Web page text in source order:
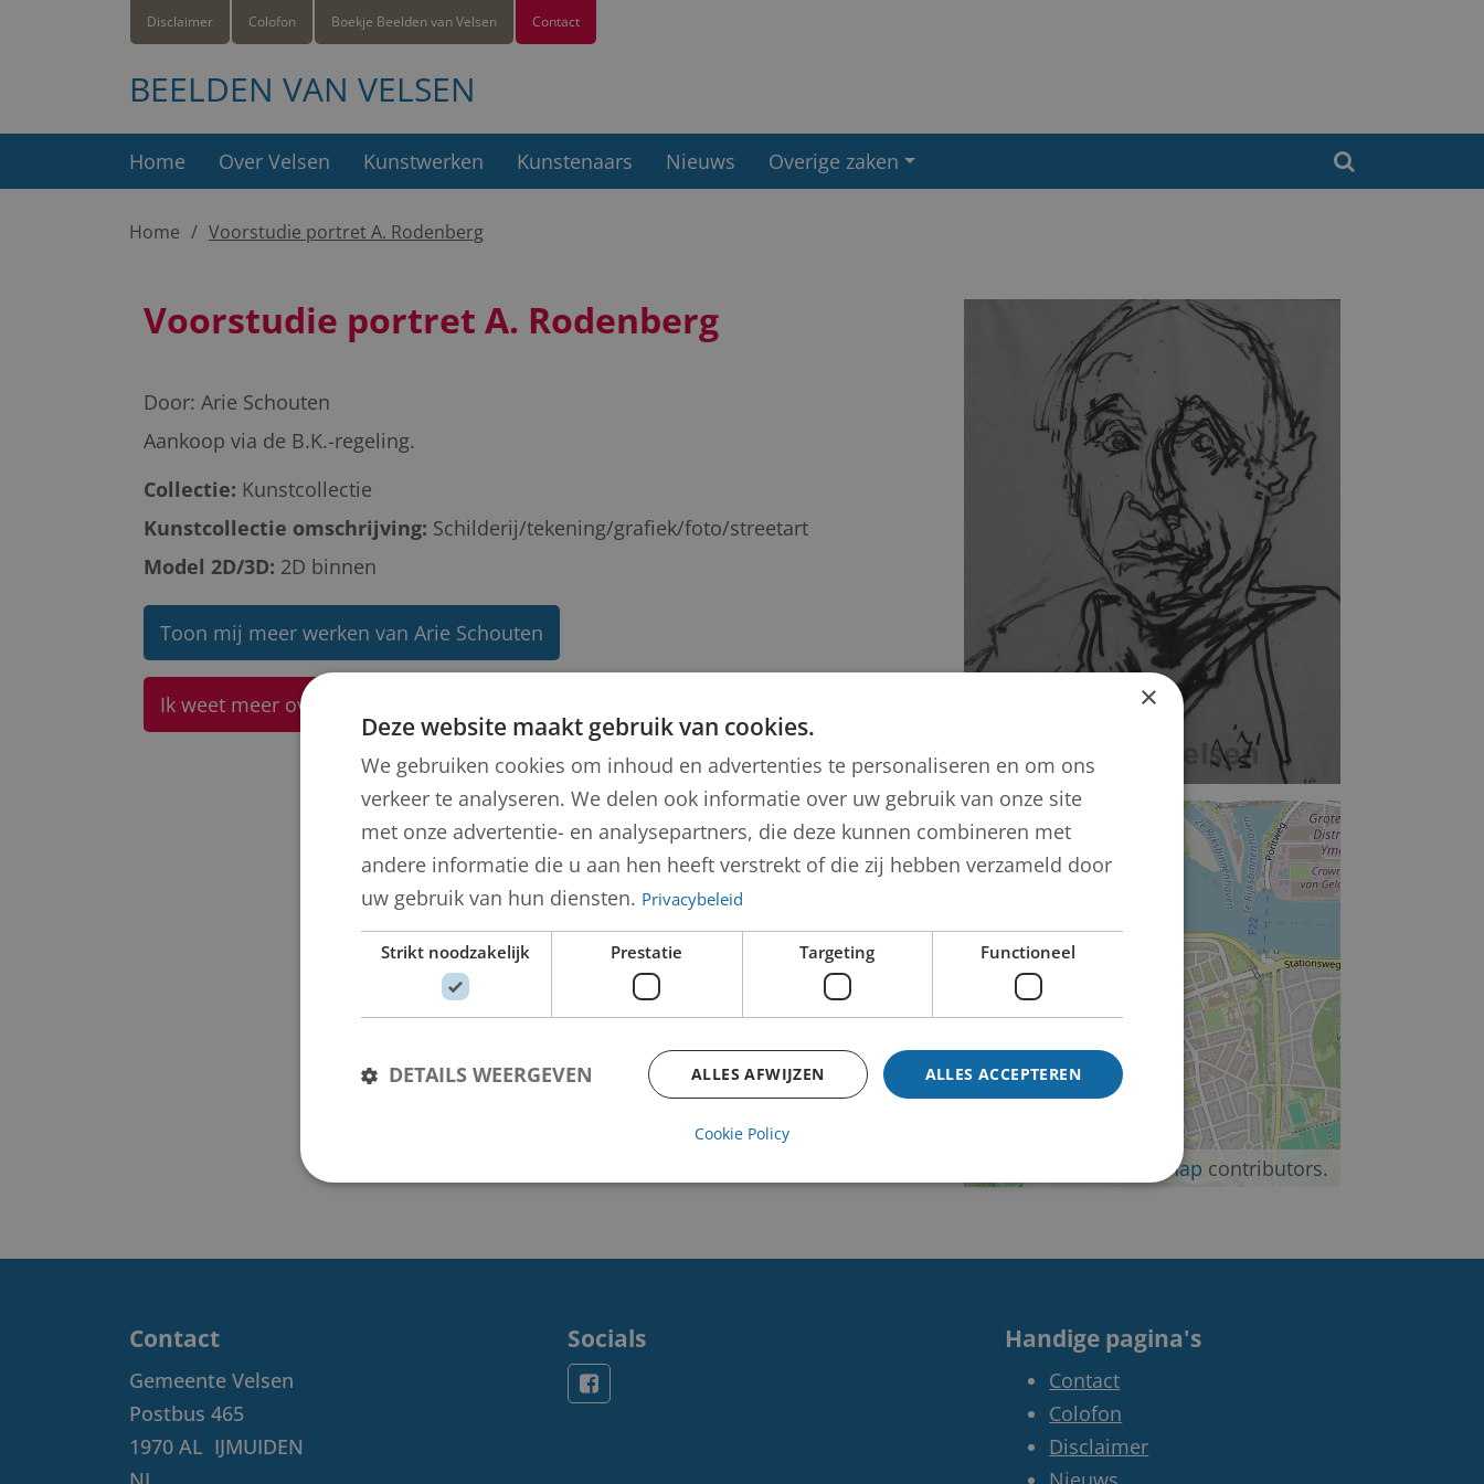
Contact
Boekje Beelden van Velsen
Colofon
Disclaimer
BEELDEN VAN VELSEN
Home Over Velsen Kunstwerken Kunstenaars Nieuws Overige zaken
Home Voorstudie portret A. Rodenberg
Voorstudie portret A. Rodenberg
Door: Arie Schouten
Aankoop via de B.K.-regeling.
Collectie: Kunstcollectie
Kunstcollectie omschrijving: Schilderij/tekening/grafiek/foto/streetart
Model 2D/3D: 2D binnen
Toon mij meer werken van Arie Schouten
Ik weet meer over dit kunstwerk
+
−
OpenStreetMap contributors.
Contact
Gemeente Velsen
Postbus 465
1970 AL IJMUIDEN
Socials Handige pagina's
Contact
Colofon
Disclaimer
×
Deze website maakt gebruik van cookies.
We gebruiken cookies om inhoud en advertenties te personaliseren en om ons
verkeer te analyseren. We delen ook informatie over uw gebruik van onze site
met onze advertentie- en analysepartners, die deze kunnen combineren met
andere informatie die u aan hen heeft verstrekt of die zij hebben verzameld door
uw gebruik van hun diensten. Privacybeleid
Strikt noodzakelijk Prestatie Targeting Functioneel
ALLES ACCEPTEREN
ALLES AFWIJZEN
DETAILS WEERGEVEN
Cookie Policy